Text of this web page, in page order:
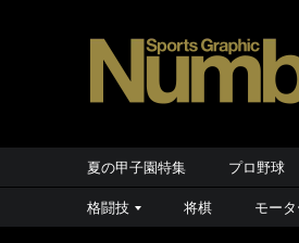
夏の甲子園特集 プロ野球
格闘技 将棋 モー